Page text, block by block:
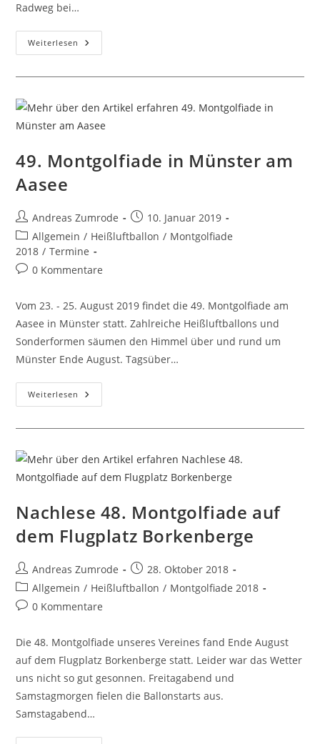
Radweg bei…
Weiterlesen Ballonlandung
Morgenfahrt
49. Montgolfiade in Münster am
Aasee
Beitrags-
Autor:
Andreas Zumrode
Beitrag
veröffentlicht:
10. Januar 2019
Beitrags-
Kategorie:
Allgemein / Heißluftballon / Montgolfiade
2018 / Termine
Beitrags-
0 Kommentare
Vom 23. - 25. August 2019 findet die 49. Montgolfiade am
Aasee in Münster statt. Zahlreiche Heißluftballons und
Sonderformen säumen den Himmel über und rund um
Münster Ende August. Tagsüber…
Weiterlesen 49.
Montgolfiade
Nachlese 48. Montgolfiade auf
dem Flugplatz Borkenberge
Beitrags-
Autor:
Andreas Zumrode
Beitrag
veröffentlicht:
28. Oktober 2018
Beitrags-
Kategorie:
Allgemein / Heißluftballon / Montgolfiade 2018
Beitrags-
0 Kommentare
Die 48. Montgolfiade unseres Vereines fand Ende August
auf dem Flugplatz Borkenberge statt. Leider war das Wetter
uns nicht so gut gesonnen. Freitagabend und
Samstagmorgen fielen die Ballonstarts aus.
Samstagabend…